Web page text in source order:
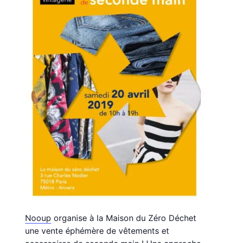
Nooup organise à la Maison du Zéro Déchet
une vente éphémère de vêtements et